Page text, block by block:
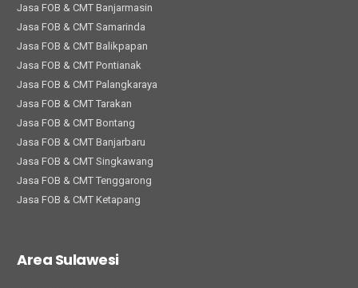
Jasa FOB & CMT Banjarmasin
Jasa FOB & CMT Samarinda
Jasa FOB & CMT Balikpapan
Jasa FOB & CMT Pontianak
Jasa FOB & CMT Palangkaraya
Jasa FOB & CMT Tarakan
Jasa FOB & CMT Bontang
Jasa FOB & CMT Banjarbaru
Jasa FOB & CMT Singkawang
Jasa FOB & CMT Tenggarong
Jasa FOB & CMT Ketapang
Area Sulawesi